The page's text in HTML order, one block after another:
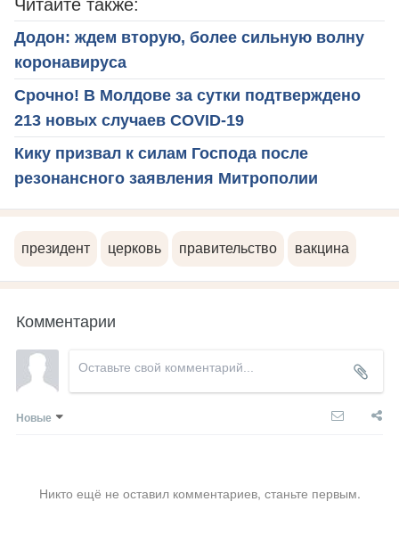
Читайте также:
Додон: ждем вторую, более сильную волну
коронавируса
Срочно! В Молдове за сутки подтверждено
213 новых случаев COVID-19
Кику призвал к силам Господа после
резонансного заявления Митрополии
президент церковь правительство вакцина
Комментарии
Новые
Никто ещё не оставил комментариев, станьте первым.